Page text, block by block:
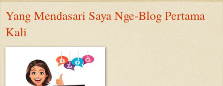
Yang Mendasari Saya Nge-Blog Pertama
Kali